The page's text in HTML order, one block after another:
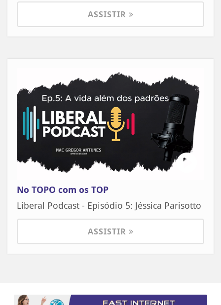
ASSISTIR
No TOPO com os TOP
Liberal Podcast - Episódio 5: Jéssica Parisotto
ASSISTIR